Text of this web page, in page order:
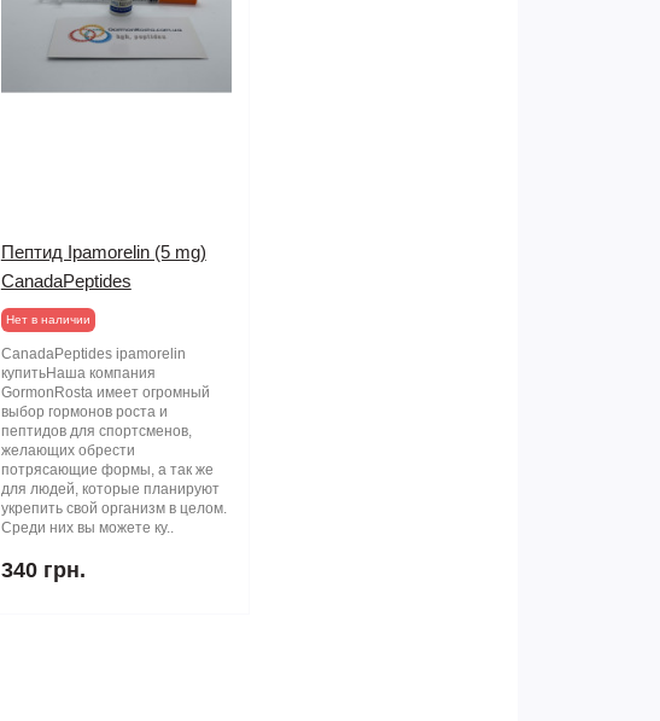
Пептид Ipamorelin (5 mg)
CanadaPeptides
Нет в наличии
CanadaPeptides ipamorelin
купитьНаша компания
GormonRosta имеет огромный
выбор гормонов роста и
пептидов для спортсменов,
желающих обрести
потрясающие формы, а так же
для людей, которые планируют
укрепить свой организм в целом.
Среди них вы можете ку..
340 грн.